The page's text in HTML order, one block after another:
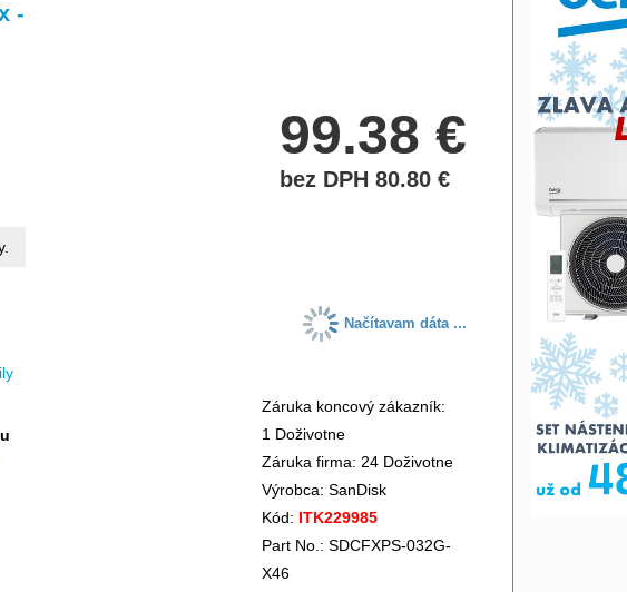
-
99.38€
bez DPH 80.80€
Načítavam dáta ...
Záruka koncový zákazník:
1 Doživotne
Záruka firma: 24 Doživotne
Výrobca: SanDisk
Kód: ITK229985
Part No.: SDCFXPS-032G-
X46